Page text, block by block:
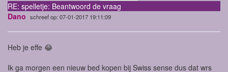
RE: spelletje: Beantwoord de vraag
Dano schreef op: 07-01-2017 19:11:09
Heb je effe 😂
Ik ga morgen een nieuw bed kopen bij Swiss sense dus dat wrs